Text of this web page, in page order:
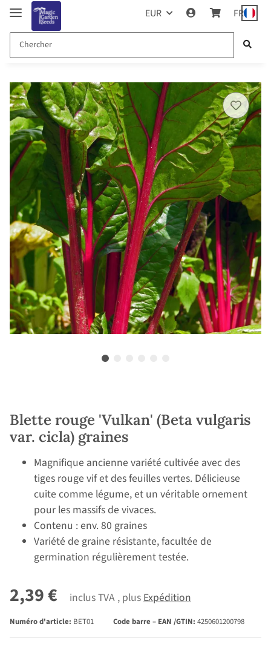
EUR FR
Blette rouge 'Vulkan' (Beta vulgaris
var. cicla) graines
Magnifique ancienne variété cultivée avec des
tiges rouge vif et des feuilles vertes. Délicieuse
cuite comme légume, et un véritable ornement
pour les massifs de vivaces.
Contenu : env. 80 graines
Variété de graine résistante, facultée de
germination régulièrement testée.
2,39 € inclus TVA , plusExpédition
Numéro d'article: BET01 Code barre – EAN /GTIN: 4250601200798